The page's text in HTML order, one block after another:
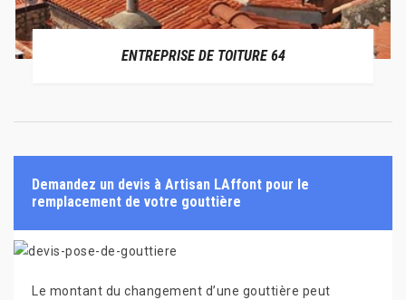
ENTREPRISE DE TOITURE 64
Demandez un devis à Artisan LAffont pour le
remplacement de votre gouttière
Le montant du changement d’une gouttière peut